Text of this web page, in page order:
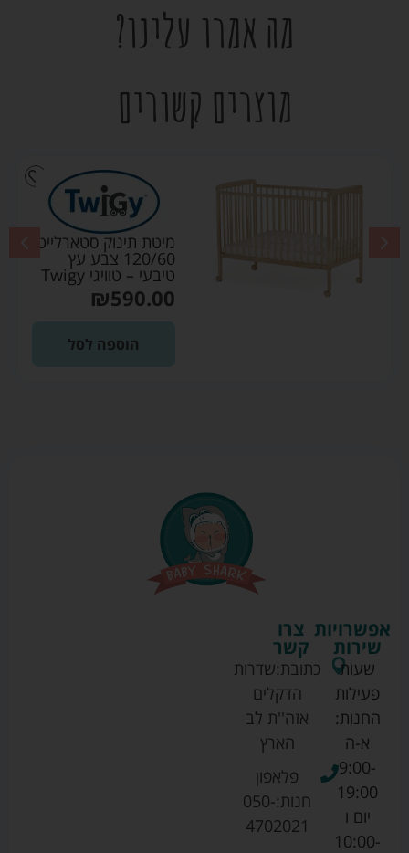
מה אמרו עלינו?
מוצרים קשורים
מיטת תינוק סטארלייט
120/60 צבע עץ
טיבעי – טוויגי Twigy
₪590.00
הוספה לסל
צרו
קשר
כתובת:שדרות
הדקלים
אזה''ת לב
הארץ
פלאפון
חנות:050-
4702021
אפשרויות
שירות
שעות
פעילות
החנות:
א-ה
9:00-
19:00
יום ו
10:00-